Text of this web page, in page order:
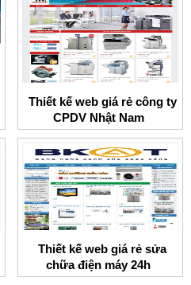
Thiết kế web giá rẻ công ty
CPDV Nhật Nam
Thiết kế web giá rẻ sửa
chữa điện máy 24h